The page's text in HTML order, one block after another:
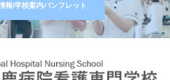
報/学校案内パンフレット